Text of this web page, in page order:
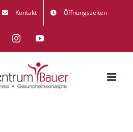
Kontakt Öffnungszeiten
FacebookInstagramYouTube